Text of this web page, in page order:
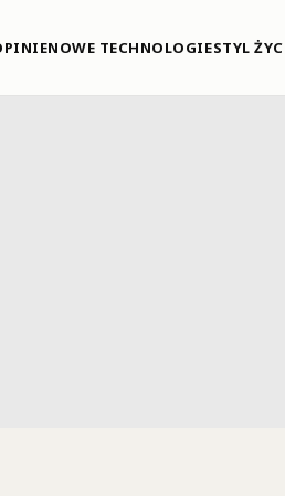
NOWE TECHNOLOGIESTYL